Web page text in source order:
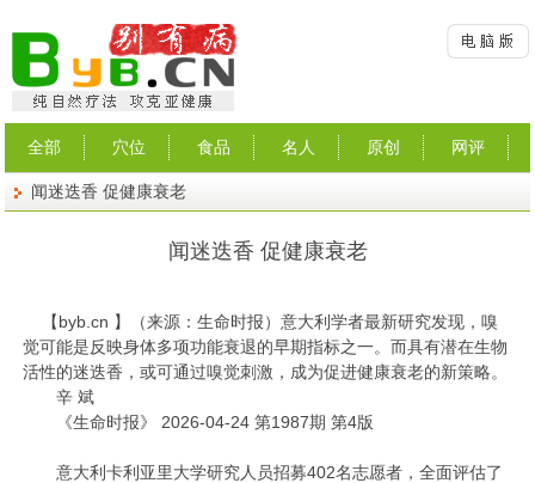
全部 穴位 食品 名人 原创 网评
闻迷迭香 促健康衰老
闻迷迭香 促健康衰老
【byb.cn 】（来源：生命时报）意大利学者最新研究发现，嗅
觉可能是反映身体多项功能衰退的早期指标之一。而具有潜在生物
活性的迷迭香，或可通过嗅觉刺激，成为促进健康衰老的新策略。
辛 斌
《生命时报》 2026-04-24 第1987期 第4版
意大利卡利亚里大学研究人员招募402名志愿者，全面评估了